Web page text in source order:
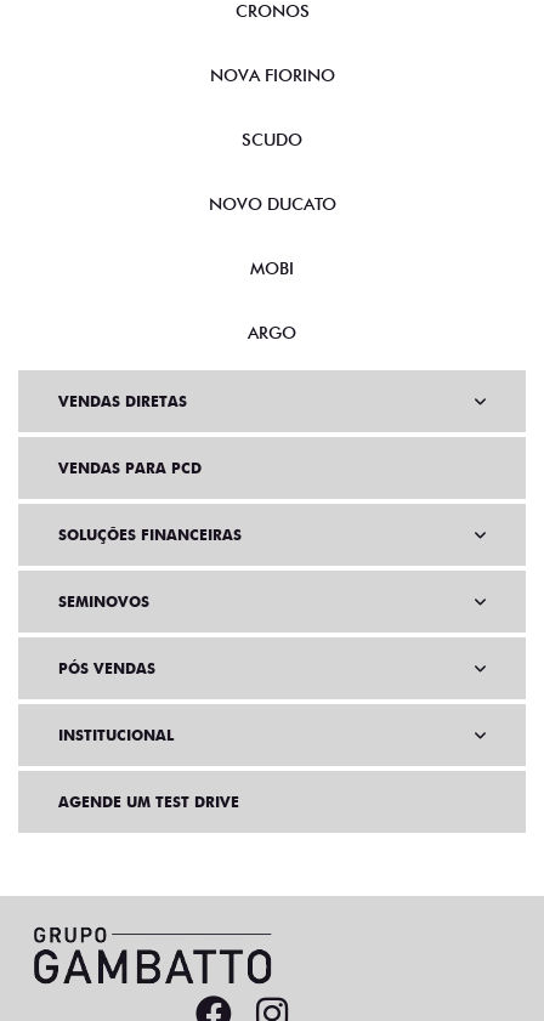
CRONOS
NOVA FIORINO
SCUDO
NOVO DUCATO
MOBI
ARGO
VENDAS DIRETAS
VENDAS PARA PCD
SOLUÇÕES FINANCEIRAS
SEMINOVOS
PÓS VENDAS
INSTITUCIONAL
AGENDE UM TEST DRIVE